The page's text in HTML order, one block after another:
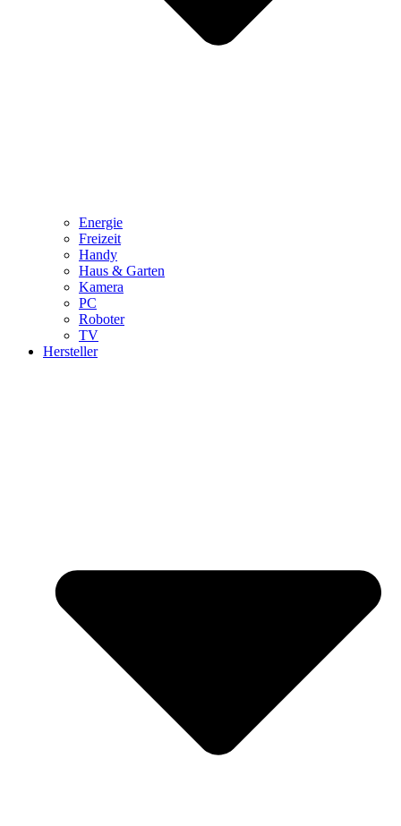
Energie
Freizeit
Handy
Haus & Garten
Kamera
PC
Roboter
TV
Hersteller